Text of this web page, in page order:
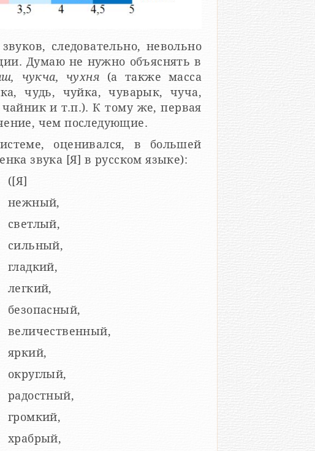
следовательно, невольно
Думаю не нужно объяснять в
чукча, чухня (а также масса
чудь, чуйка, чуварык, чуча,
и т.п.). К тому же, первая
чем последующие.
оценивался, в большей
степени, так (для примера приведена оценка звука [Я] в русском языке):
([Я]
нежный,
светлый,
сильный,
гладкий,
легкий,
безопасный,
величественный,
яркий,
округлый,
радостный,
громкий,
храбрый,